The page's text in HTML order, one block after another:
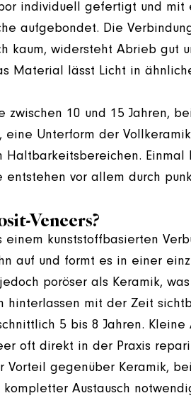
individuell gefertigt und
aufgebondet. Die
kaum, widersteht Abrieb gut
Material lässt Licht in
zwischen 10 und 15 Jahren,
eine Unterform der
Einmal
entstehen vor allem durch
Veneers?
einem kunststoffbasierten
auf und formt es in einer
poröser als Keramik,
hinterlassen mit der Zeit
5 bis 8 Jahren. Kleine
oft direkt in der Praxis
Vorteil gegenüber Keramik,
Austausch